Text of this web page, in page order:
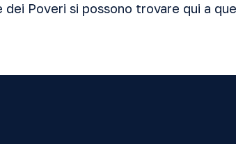
dei Poveri si possono trovare qui a